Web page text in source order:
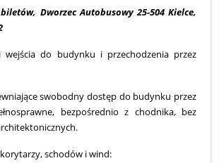
Dworzec Autobusowy 25-504 Kielce,
wejścia do budynku i przechodzenia przez
swobodny dostęp do budynku przez
bezpośrednio z chodnika, bez
schodów i wind: